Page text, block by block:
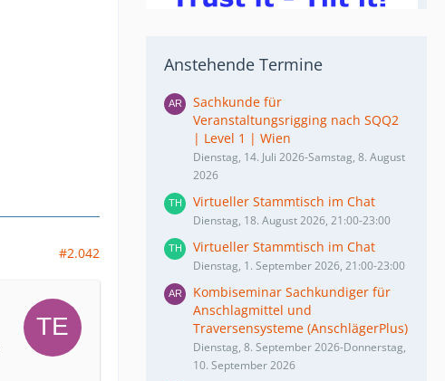
#2.042
Anstehende Termine
Sachkunde für
Veranstaltungsrigging nach SQQ2
| Level 1 | Wien
Dienstag, 14. Juli 2026-Samstag, 8. August
2026
Virtueller Stammtisch im Chat
Dienstag, 18. August 2026, 21:00-23:00
Virtueller Stammtisch im Chat
Dienstag, 1. September 2026, 21:00-23:00
Kombiseminar Sachkundiger für
Anschlagmittel und
Traversensysteme (AnschlägerPlus)
Dienstag, 8. September 2026-Donnerstag,
10. September 2026